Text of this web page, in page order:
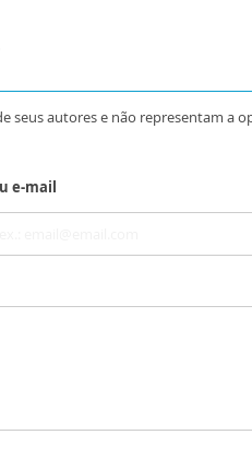
seus autores e não representam a
e-mail